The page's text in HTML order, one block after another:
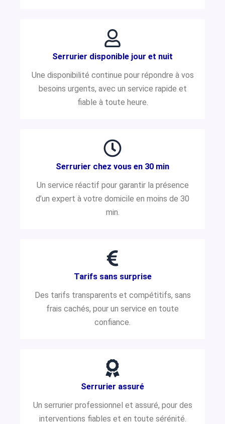
Serrurier disponible jour et nuit
Une disponibilité continue pour répondre à vos
besoins urgents, avec un service rapide et
fiable à toute heure.
Serrurier chez vous en 30 min
Un service réactif pour garantir la présence
d’un expert à votre domicile en moins de 30
min.
Tarifs sans surprise
Des tarifs transparents et compétitifs, sans
frais cachés, pour un service en toute
confiance.
Serrurier assuré
Un serrurier professionnel et assuré, pour des
interventions fiables et en toute sérénité.